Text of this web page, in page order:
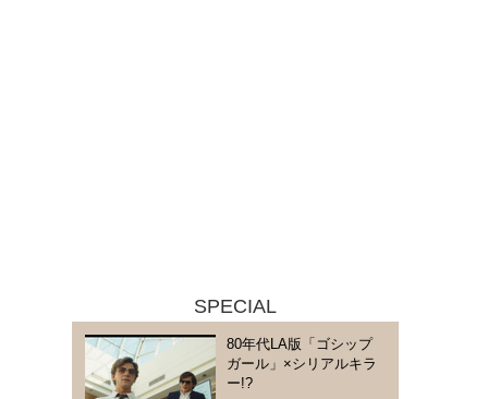
SPECIAL
80年代LA版「ゴシップ
ガール」×シリアルキラ
ー!?